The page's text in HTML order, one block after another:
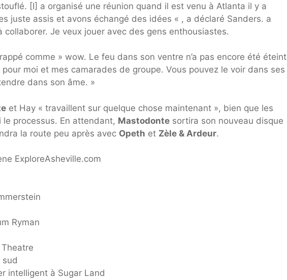
[I] a organisé une réunion quand il est venu à Atlanta il y a
juste assis et avons échangé des idées « , a déclaré Sanders. a
collaborer. Je veux jouer avec des gens enthousiastes.
comme » wow. Le feu dans son ventre n’a pas encore été éteint
moi et mes camarades de groupe. Vous pouvez le voir dans ses
dans son âme. »
et Hay « travaillent sur quelque chose maintenant », bien que les
processus. En attendant, Mastodonte sortira son nouveau disque
la route peu après avec Opeth et Zèle & Ardeur.
ExploreAsheville.com
Ryman
sud
intelligent à Sugar Land